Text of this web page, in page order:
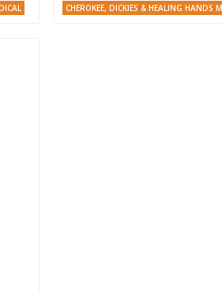
CHEROKEE, DICKIES & HEALING HANDS